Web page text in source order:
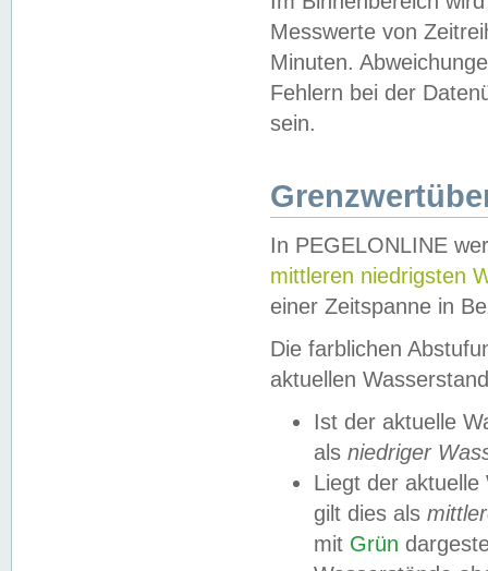
Messwerte von
Minuten.
Fehlern bei der
sein.
In PEGELONLINE
mittleren niedrigsten
einer Zeitspanne in
Die farblichen
aktuellen
Ist der aktuelle
als niedriger
Liegt der
gilt dies als
mit Grün